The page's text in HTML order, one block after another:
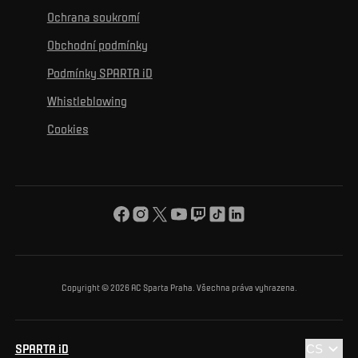
Mural výzva
Turnaje
K osobnímu rozvoji
K začlenění se
K ochraně životního prostředí
K obecnému dobru
O nás
Ochrana soukromí
Obchodní podmínky
Podmínky SPARTA iD
Whistleblowing
Cookies
Copyright © 2026 AC Sparta Praha. Všechna práva vyhrazena.
SPARTA iD